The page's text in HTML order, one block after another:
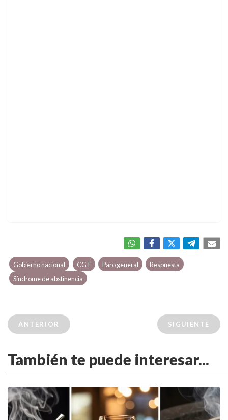
Gobierno nacional CGT Paro general
Respuesta
Síndrome de abstinencia
ANTERIOR SIGUIENTE
También te puede interesar...